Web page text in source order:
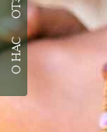
О НАС